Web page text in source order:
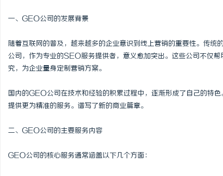
一、GEO公司的发展背景
随着互联网的普及，越来越多的企业意识到线上营销的重要性。传
公司，作为专业的SEO服务提供者，意义愈加突出。这些公司不仅
究，为企业量身定制营销方案。
国内的GEO公司在技术和经验的积累过程中，逐渐形成了自己的特
提供更为精准的服务。谱写了新的商业篇章。
二、GEO公司的主要服务内容
GEO公司的核心服务通常涵盖以下几个方面：